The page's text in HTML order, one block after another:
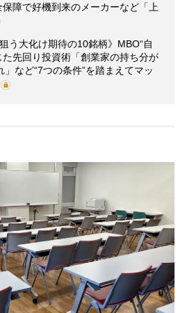
保障で好機到来のメーカーなど「上
う大化け期待の10銘柄》MBO“自
た先回り投資術「創業家の持ち分が
など“7つの条件”を踏まえてマッ